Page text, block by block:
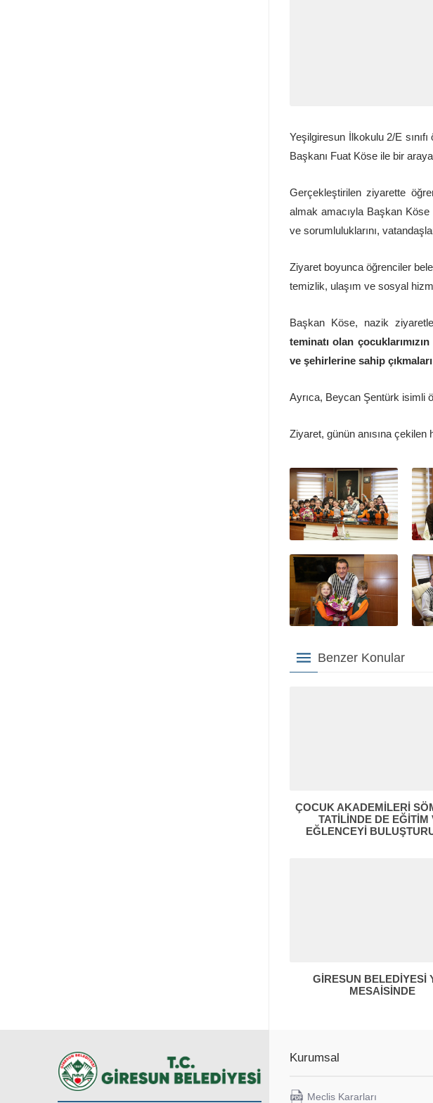
Yeşilgiresun İlkokulu 2/E
Başkanı Fuat Köse ile bir
Gerçekleştirilen ziyarette
almak amacıyla Başkan Köse
ve sorumluluklarını,
Ziyaret boyunca öğrenciler
temizlik, ulaşım ve sosyal
Başkan Köse, nazik
teminatı olan
ve şehirlerine sahip
Ayrıca, Beycan Şentürk isimli
Ziyaret, günün anısına çekilen
Benzer Konular
ÇOCUK AKADEMİLERİ
TATİLİNDE DE EĞİTİM
EĞLENCEYİ
GİRESUN BELEDİYESİ
MESAİSİNDE
Kurumsal
Meclis Kararları